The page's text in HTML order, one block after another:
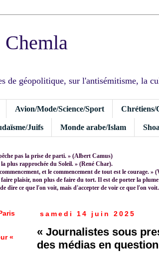
de géopolitique, sur l'antisémitisme, la
Avion/Mode/Science/Sport Chrétiens/
Juifs Monde arabe/Islam
pas la prise de parti. » (Albert Camus)
plus rapprochée du Soleil. » (René Char).
et le commencement de tout est le courage.
faire plaisir, non plus de faire du tort. Il est de porter la
dire ce que l'on voit, mais d'accepter de voir ce que l'on
samedi 14 juin 2025
« Journalistes sous
des médias en
«